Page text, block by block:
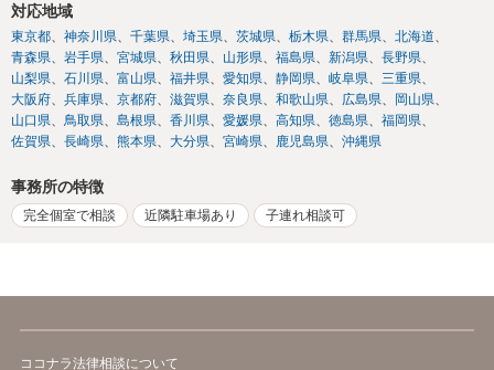
対応地域
東京都 神奈川県 千葉県 埼玉県 茨城県 栃木県 群馬県
北海道
青森県
岩手県 宮城県 秋田県 山形県 福島県 新潟県
長野県
山梨県
石川県 富山県 福井県 愛知県 静岡県 岐阜県
三重県
大阪府
兵庫県 京都府 滋賀県 奈良県 和歌山県 広島県
岡山県
山口県
鳥取県 島根県 香川県 愛媛県 高知県 徳島県
福岡県
佐賀県
長崎県 熊本県 大分県 宮崎県 鹿児島県 沖縄県
事務所の特徴
完全個室で相談 近隣駐車場あり 子連れ相談可
ココナラ法律相談について